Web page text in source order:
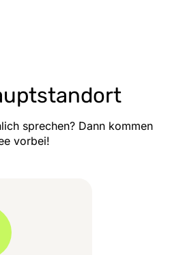
sprechen? Dann kommen
vorbei!